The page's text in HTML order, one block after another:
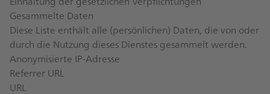
Gesammelte Daten
Diese Liste enthält alle (persönlichen) Daten, die von oder
durch die Nutzung dieses Dienstes gesammelt werden.
Anonymisierte IP-Adresse
Referrer URL
URL